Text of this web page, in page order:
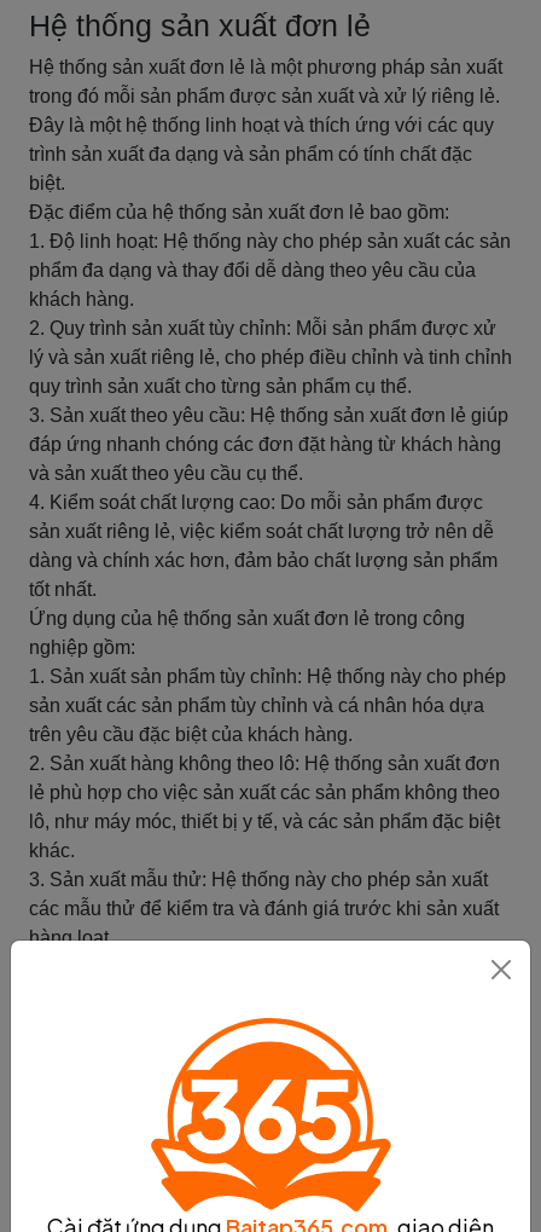
Hệ thống sản xuất đơn lẻ
Hệ thống sản xuất đơn lẻ là một phương pháp sản xuất
trong đó mỗi sản phẩm được sản xuất và xử lý riêng lẻ.
Đây là một hệ thống linh hoạt và thích ứng với các quy
trình sản xuất đa dạng và sản phẩm có tính chất đặc
biệt.
Đặc điểm của hệ thống sản xuất đơn lẻ bao gồm:
1. Độ linh hoạt: Hệ thống này cho phép sản xuất các sản
phẩm đa dạng và thay đổi dễ dàng theo yêu cầu của
khách hàng.
2. Quy trình sản xuất tùy chỉnh: Mỗi sản phẩm được xử
lý và sản xuất riêng lẻ, cho phép điều chỉnh và tinh chỉnh
quy trình sản xuất cho từng sản phẩm cụ thể.
3. Sản xuất theo yêu cầu: Hệ thống sản xuất đơn lẻ giúp
đáp ứng nhanh chóng các đơn đặt hàng từ khách hàng
và sản xuất theo yêu cầu cụ thể.
4. Kiểm soát chất lượng cao: Do mỗi sản phẩm được
sản xuất riêng lẻ, việc kiểm soát chất lượng trở nên dễ
dàng và chính xác hơn, đảm bảo chất lượng sản phẩm
tốt nhất.
Ứng dụng của hệ thống sản xuất đơn lẻ trong công
nghiệp gồm:
1. Sản xuất sản phẩm tùy chỉnh: Hệ thống này cho phép
sản xuất các sản phẩm tùy chỉnh và cá nhân hóa dựa
trên yêu cầu đặc biệt của khách hàng.
2. Sản xuất hàng không theo lô: Hệ thống sản xuất đơn
lẻ phù hợp cho việc sản xuất các sản phẩm không theo
lô, như máy móc, thiết bị y tế, và các sản phẩm đặc biệt
khác.
3. Sản xuất mẫu thử: Hệ thống này cho phép sản xuất
các mẫu thử để kiểm tra và đánh giá trước khi sản xuất
hàng loạt.
4. Sản xuất theo đơn đặt hàng: Hệ thống sản xuất đơn
hàng từ khách hàng, đảm bảo sự linh hoạt và đáp ứng
nhanh chóng cho nhu cầu thị trường.
Với những đặc điểm và ứng dụng trên, hệ thống sản
xuất đơn lẻ đóng vai trò quan trọng trong việc đáp ứng
nhu cầu của khách hàng và gia tăng hiệu suất sản xuất
trong công nghiệp.